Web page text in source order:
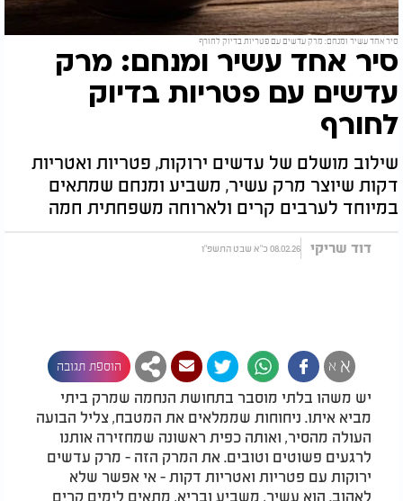
סיר אחד עשיר ומנחם: מרק עדשים עם פטריות בדיוק לחורף
סיר אחד עשיר ומנחם: מרק
עדשים עם פטריות בדיוק
לחורף
שילוב מושלם של עדשים ירוקות, פטריות ואטריות
דקות שיוצר מרק עשיר, משביע ומנחם שמתאים
במיוחד לערבים קרים ולארוחה משפחתית חמה
דוד שריקי 08.02.26 כ"א שבט התשפ"ו
א א הוספת תגובה
יש משהו בלתי מוסבר בתחושת הנחמה שמרק ביתי
מביא איתו. ניחוחות שממלאים את המטבח, צליל הבועה
העולה מהסיר, ואותה כפית ראשונה שמחזירה אותנו
לרגעים פשוטים וטובים. את המרק הזה - מרק עדשים
ירוקות עם פטריות ואטריות דקות - אי אפשר שלא
לאהוב. הוא עשיר, משביע ובריא, מתאים לימים קרים